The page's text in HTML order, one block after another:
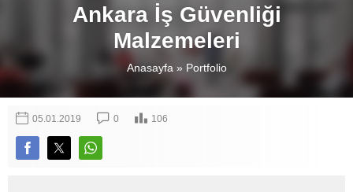
Ankara İş Güvenliği
Malzemeleri
Anasayfa » Portfolio
05.01.2019 0 106